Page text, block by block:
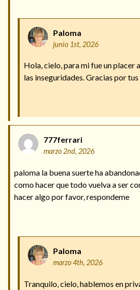
Paloma
junio 1st, 2026
Hola, cielo, para mi fue un placer
las inseguridades. Gracias por
777ferrari
marzo 2nd, 2026
paloma la buena suerte ha
como hacer que todo vuelva a ser
hacer algo por favor, respondeme
Paloma
marzo 4th, 2026
Tranquilo, cielo, hablemos en